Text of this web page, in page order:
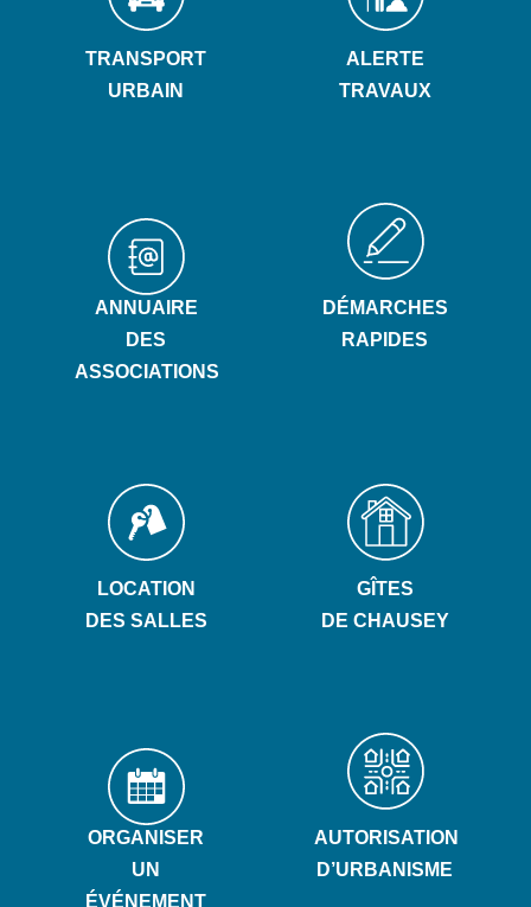
TRANSPORT
URBAIN
ALERTE
TRAVAUX
ANNUAIRE
DES
ASSOCIATIONS
DÉMARCHES
RAPIDES
LOCATION
DES SALLES
GÎTES
DE CHAUSEY
ORGANISER
UN
ÉVÉNEMENT
AUTORISATION
D’URBANISME